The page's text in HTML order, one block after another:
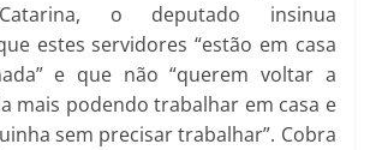
o deputado insinua
estes servidores “estão em casa
e que não “querem voltar a
mais podendo trabalhar em casa e
sem precisar trabalhar”. Cobra